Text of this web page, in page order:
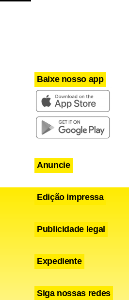
Baixe nosso app
Anuncie
Edição impressa
Publicidade legal
Expediente
Siga nossas redes